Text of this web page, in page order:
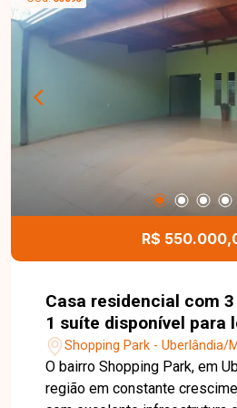
ambientes amplos e bem
proporcionando conforto e
toda a família. Uma excelente oportunidade para
quem busca um imóvel
localizado e com o
hidromassagem em uma das
crescem em Uberlândia.
R$
Casa residencial com
1 suíte disponível para
bairro Shopping Park
MG
Shopping Park - Uberlândia/
O bairro Shopping Park, em
região em constante